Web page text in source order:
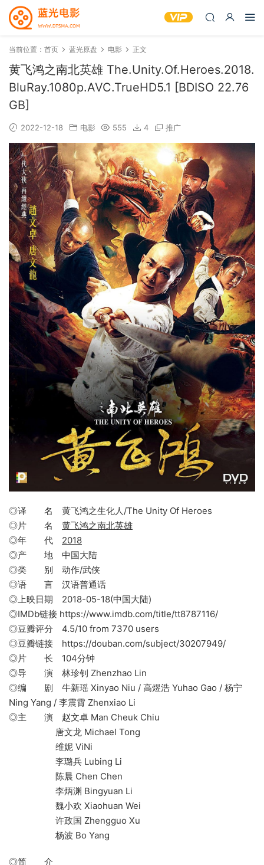
当前位置： 首页 蓝光原盘 电影 正文
黄飞鸿之南北英雄 The.Unity.Of.Heroes.2018.
BluRay.1080p.AVC.TrueHD5.1 [BDISO 22.76
GB]
2022-12-18 电影 555 4 推广
◎译 名 黄飞鸿之生化人/The Unity Of Heroes
◎片 名 黄飞鸿之南北英雄
◎年 代 2018
◎产 地 中国大陆
◎类 别 动作/武侠
◎语 言 汉语普通话
◎上映日期 2018-05-18(中国大陆)
◎IMDb链接 https://www.imdb.com/title/tt8787116/
◎豆瓣评分 4.5/10 from 7370 users
◎豆瓣链接 https://douban.com/subject/30207949/
◎片 长 104分钟
◎导 演 林珍钊 Zhenzhao Lin
◎编 剧 牛新瑶 Xinyao Niu / 高煜浩 Yuhao Gao / 杨宁
Ning Yang / 李震霄 Zhenxiao Li
◎主 演 赵文卓 Man Cheuk Chiu
唐文龙 Michael Tong
维妮 ViNi
李璐兵 Lubing Li
陈晨 Chen Chen
李炳渊 Bingyuan Li
魏小欢 Xiaohuan Wei
许政国 Zhengguo Xu
杨波 Bo Yang
◎简 介